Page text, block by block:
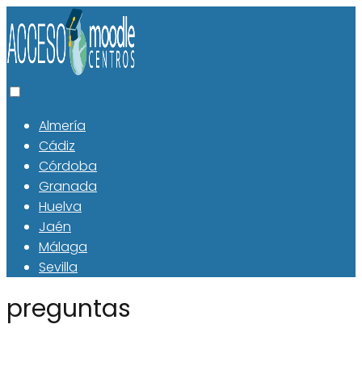
Almería
Cádiz
Córdoba
Granada
Huelva
Jaén
Málaga
Sevilla
preguntas